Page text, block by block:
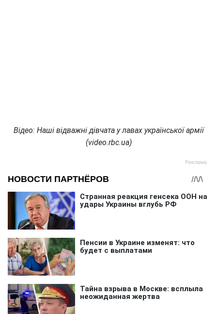
Відео: Наші відважні дівчата у лавах української армії
(video.rbc.ua)